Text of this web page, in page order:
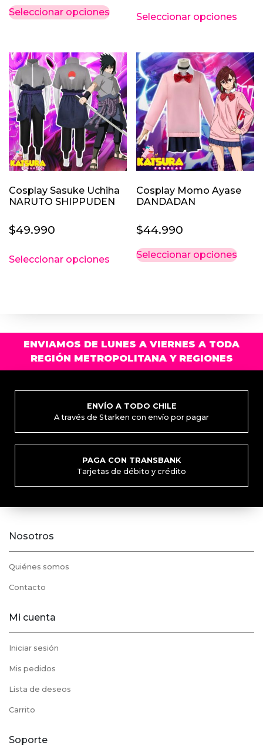
Seleccionar opciones
producto
variantes.
Las
opciones
se
pueden
elegir
en
la
de
producto
Seleccionar opciones
Las
se
elegir
en
la
de
Cosplay Sasuke Uchiha
NARUTO SHIPPUDEN
$49.990
Seleccionar opciones producto
opciones
se
pueden
en
la
página
de
producto
Cosplay Momo Ayase
DANDADAN
$44.990
Seleccionar opciones
se
en
de
ENVIAMOS DE LUNES A VIERNES A TODA
REGIÓN METROPOLITANA Y REGIONES
ENVÍO A TODO CHILE
A través de Starken con envío por pagar
PAGA CON TRANSBANK
Tarjetas de débito y crédito
Nosotros
Quiénes somos
Contacto
Mi cuenta
Iniciar sesión
Mis pedidos
Lista de deseos
Carrito
Soporte